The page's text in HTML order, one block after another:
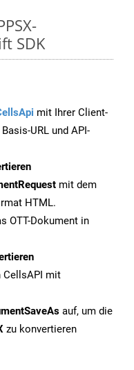
SDK
mit Ihrer Client-
URL und API-
mit dem
HTML.
OTT-Dokument in
CellsAPI mit
auf, um die
zu konvertieren